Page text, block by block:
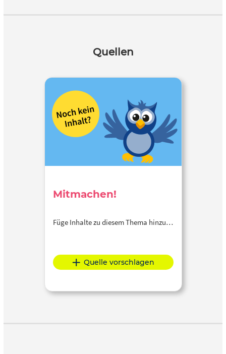
Quellen
Mitmachen!
Füge Inhalte zu diesem Thema hinzu…
Quelle vorschlagen